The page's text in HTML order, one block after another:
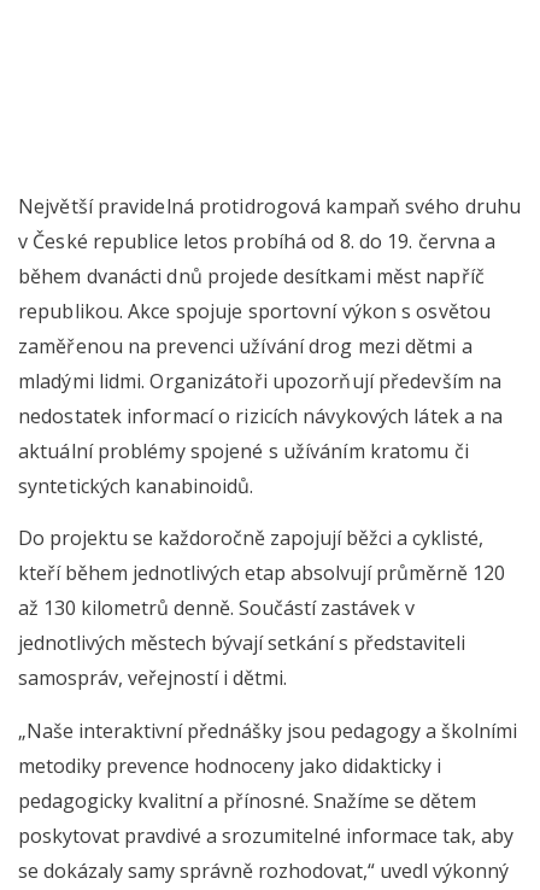
Největší pravidelná protidrogová kampaň svého druhu
v České republice letos probíhá od 8. do 19. června a
během dvanácti dnů projede desítkami měst napříč
republikou. Akce spojuje sportovní výkon s osvětou
zaměřenou na prevenci užívání drog mezi dětmi a
mladými lidmi. Organizátoři upozorňují především na
nedostatek informací o rizicích návykových látek a na
aktuální problémy spojené s užíváním kratomu či
syntetických kanabinoidů.
Do projektu se každoročně zapojují běžci a cyklisté,
kteří během jednotlivých etap absolvují průměrně 120
až 130 kilometrů denně. Součástí zastávek v
jednotlivých městech bývají setkání s představiteli
samospráv, veřejností i dětmi.
„Naše interaktivní přednášky jsou pedagogy a školními
metodiky prevence hodnoceny jako didakticky i
pedagogicky kvalitní a přínosné. Snažíme se dětem
poskytovat pravdivé a srozumitelné informace tak, aby
se dokázaly samy správně rozhodovat,“ uvedl výkonný